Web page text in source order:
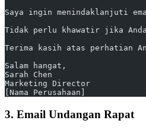
Saya ingin menindaklanjuti
Tidak perlu khawatir jika Anda
Terima kasih atas perhatian
Salam hangat,
Sarah Chen
Marketing Director
[Nama Perusahaan]
3. Email Undangan Rapat